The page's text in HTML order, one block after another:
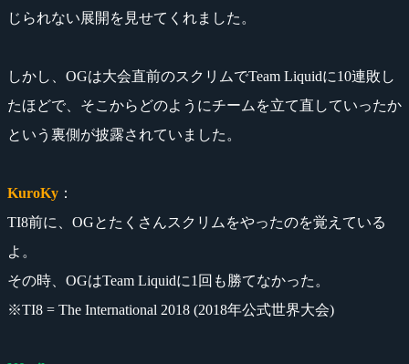
じられない展開を見せてくれました。
しかし、OGは大会直前のスクリムでTeam Liquidに10連敗し
たほどで、そこからどのようにチームを立て直していったか
という裏側が披露されていました。
KuroKy ：
TI8前に、OGとたくさんスクリムをやったのを覚えている
よ。
その時、OGはTeam Liquidに1回も勝てなかった。
※TI8 = The International 2018 (2018年公式世界大会)